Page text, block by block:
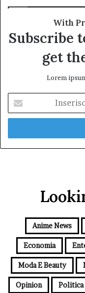
With
Subscribe
get
Lorem
tuo
mail
Anime News
Economia
Moda E Beauty
Opinion Politica